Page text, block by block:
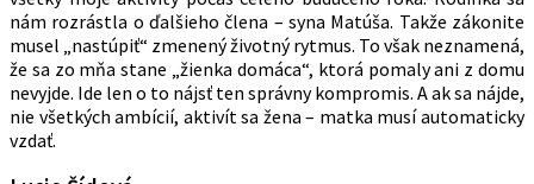
nám rozrástla o ďalšieho člena – syna Matúša. Takže zákonite
musel „nastúpiť“ zmenený životný rytmus. To však neznamená,
že sa zo mňa stane „žienka domáca“, ktorá pomaly ani z domu
nevyjde. Ide len o to nájsť ten správny kompromis. A ak sa nájde,
nie všetkých ambícií, aktivít sa žena – matka musí automaticky
vzdať.